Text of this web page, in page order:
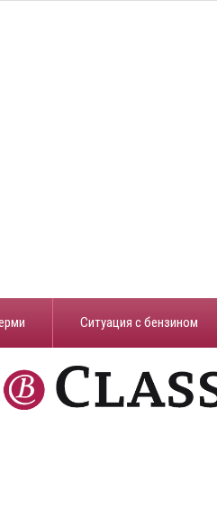
​Ситуация с бензином